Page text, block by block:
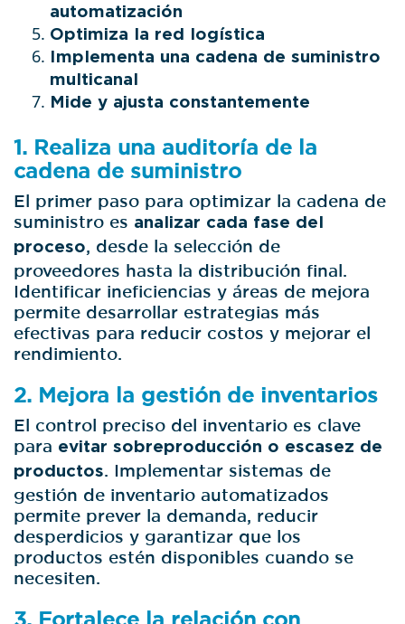
automatización
Optimiza la red logística
Implementa una cadena de suministro
multicanal
Mide y ajusta constantemente
1. Realiza una auditoría de la
cadena de suministro
El primer paso para optimizar la cadena de
suministro es analizar cada fase del
proceso , desde la selección de
proveedores hasta la distribución final.
Identificar ineficiencias y áreas de mejora
permite desarrollar estrategias más
efectivas para reducir costos y mejorar el
rendimiento.
2. Mejora la gestión de inventarios
El control preciso del inventario es clave
para evitar sobreproducción o escasez de
productos . Implementar sistemas de
gestión de inventario automatizados
permite prever la demanda, reducir
desperdicios y garantizar que los
productos estén disponibles cuando se
necesiten.
3. Fortalece la relación con